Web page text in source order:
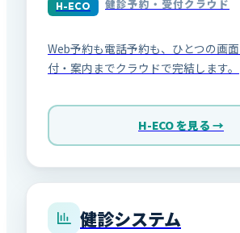
H-ECO 健診予約・受付クラウド
Web予約も電話予約も、ひとつの画
付・案内までクラウドで完結します。
H-ECO を見る →
健診システム